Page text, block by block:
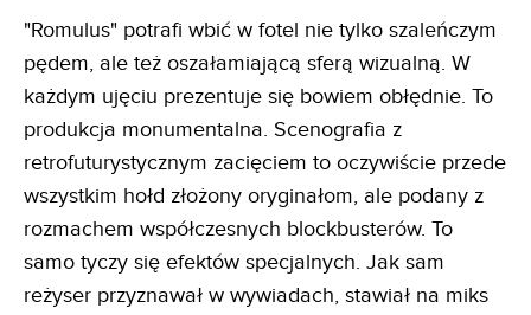
"Romulus" potrafi wbić w fotel nie tylko szaleńczym
pędem, ale też oszałamiającą sferą wizualną. W
każdym ujęciu prezentuje się bowiem obłędnie. To
produkcja monumentalna. Scenografia z
retrofuturystycznym zacięciem to oczywiście przede
wszystkim hołd złożony oryginałom, ale podany z
rozmachem współczesnych blockbusterów. To
samo tyczy się efektów specjalnych. Jak sam
reżyser przyznawał w wywiadach, stawiał na miks